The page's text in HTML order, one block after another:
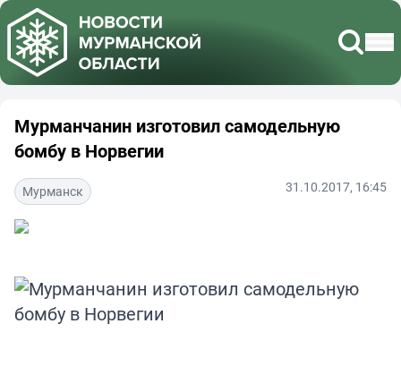
Мурманчанин изготовил самодельную
бомбу в Норвегии
Мурманск 31.10.2017, 16:45